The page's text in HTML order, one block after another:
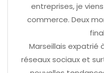
entreprises, je
commerce. Deux
Marseillais expatrié
réseaux sociaux et